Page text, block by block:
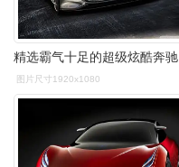
图片尺寸1920x1080